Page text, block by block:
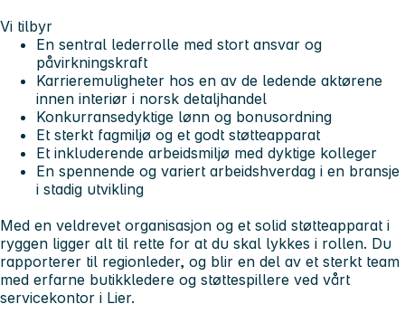
Vi tilbyr
En sentral lederrolle med stort ansvar og
påvirkningskraft
Karrieremuligheter hos en av de ledende aktørene
innen interiør i norsk detaljhandel
Konkurransedyktige lønn og bonusordning
Et sterkt fagmiljø og et godt støtteapparat
Et inkluderende arbeidsmiljø med dyktige kolleger
En spennende og variert arbeidshverdag i en bransje
i stadig utvikling
Med en veldrevet organisasjon og et solid støtteapparat i
ryggen ligger alt til rette for at du skal lykkes i rollen. Du
rapporterer til regionleder, og blir en del av et sterkt team
med erfarne butikkledere og støttespillere ved vårt
servicekontor i Lier.